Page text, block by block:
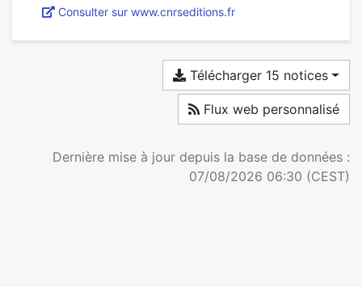
Consulter sur www.cnrseditions.fr
Télécharger 15 notices
Flux web personnalisé
Dernière mise à jour depuis la base de données :
07/08/2026 06:30 (CEST)